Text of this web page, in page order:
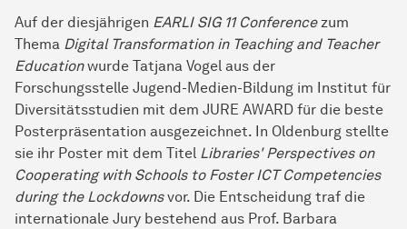
Auf der diesjährigen EARLI SIG 11 Conferencezum
Thema Digital Transformation in Teaching and Teacher
Educationwurde Tatjana Vogel aus der
Forschungsstelle Jugend-Medien-Bildung im Institut für
Diversitätsstudien mit dem JURE AWARD für die beste
Posterpräsentation ausgezeichnet. In Oldenburg stellte
sie ihr Poster mit dem Titel Libraries' Perspectives on
Cooperating with Schools to Foster ICT Competencies
during the Lockdownsvor. Die Entscheidung traf die
internationale Jury bestehend aus Prof. Barbara